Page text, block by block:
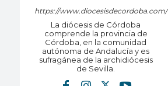
https://www.diocesisdecordoba.com/
La diócesis de Córdoba
comprende la provincia de
Córdoba, en la comunidad
autónoma de Andalucía y es
sufragánea de la archidiócesis
de Sevilla.